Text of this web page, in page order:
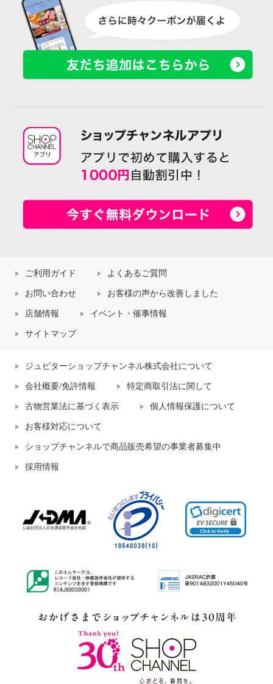
ご利用ガイド よくあるご質問
お問い合わせ お客様の声から改善しました
店舗情報 イベント・催事情報
サイトマップ
ジュピターショップチャンネル株式会社について
会社概要/免許情報 特定商取引法に関して
古物営業法に基づく表示 個人情報保護について
お客様対応について
ショップチャンネルで商品販売希望の事業者募集中
採用情報